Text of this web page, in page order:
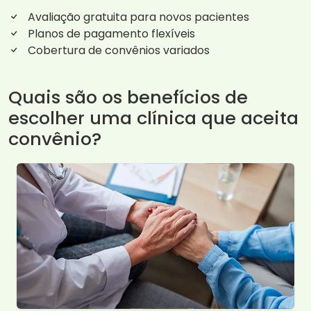
Avaliação gratuita para novos pacientes
Planos de pagamento flexíveis
Cobertura de convênios variados
Quais são os benefícios de
escolher uma clínica que aceita
convênio?